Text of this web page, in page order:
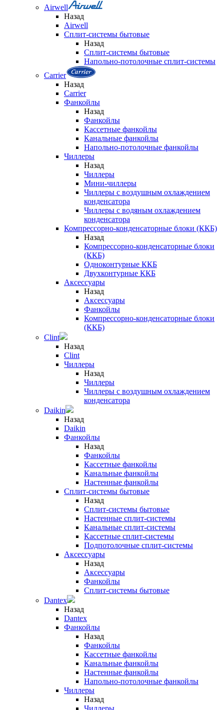
Airwell
Назад
Airwell
Сплит-системы бытовые
Назад
Сплит-системы бытовые
Напольно-потолочные сплит-системы
Carrier
Назад
Carrier
Фанкойлы
Назад
Фанкойлы
Кассетные фанкойлы
Канальные фанкойлы
Напольно-потолочные фанкойлы
Чиллеры
Назад
Чиллеры
Мини-чиллеры
Чиллеры с воздушным охлаждением
конденсатора
Чиллеры с водяным охлаждением
конденсатора
Компрессорно-конденсаторные блоки (ККБ)
Назад
Компрессорно-конденсаторные блоки
(ККБ)
Одноконтурные ККБ
Двухконтурные ККБ
Аксессуары
Назад
Аксессуары
Фанкойлы
Компрессорно-конденсаторные блоки
(ККБ)
Clint
Назад
Clint
Чиллеры
Назад
Чиллеры
Чиллеры с воздушным охлаждением
конденсатора
Daikin
Назад
Daikin
Фанкойлы
Назад
Фанкойлы
Кассетные фанкойлы
Канальные фанкойлы
Настенные фанкойлы
Сплит-системы бытовые
Назад
Сплит-системы бытовые
Настенные сплит-системы
Канальные сплит-системы
Кассетные сплит-системы
Подпотолочные сплит-системы
Аксессуары
Назад
Аксессуары
Фанкойлы
Сплит-системы бытовые
Dantex
Назад
Dantex
Фанкойлы
Назад
Фанкойлы
Кассетные фанкойлы
Канальные фанкойлы
Настенные фанкойлы
Напольно-потолочные фанкойлы
Чиллеры
Назад
Чиллеры